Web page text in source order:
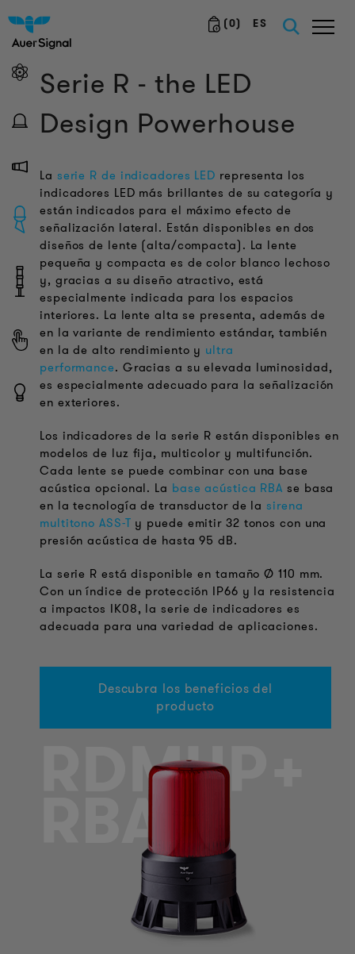
(0) ES
Serie R - the LED
Design Powerhouse
La serie R de indicadores LED representa los
indicadores LED más brillantes de su categoría y
están indicados para el máximo efecto de
señalización lateral. Están disponibles en dos
diseños de lente (alta/compacta). La lente
pequeña y compacta es de color blanco lechoso
y, gracias a su diseño atractivo, está
especialmente indicada para los espacios
interiores. La lente alta se presenta, además de
en la variante de rendimiento estándar, también
en la de alto rendimiento y ultra
performance. Gracias a su elevada luminosidad,
es especialmente adecuado para la señalización
en exteriores.
Los indicadores de la serie R están disponibles en
modelos de luz fija, multicolor y multifunción.
Cada lente se puede combinar con una base
acústica opcional. La base acústica RBA se basa
en la tecnología de transductor de la sirena
multitono ASS-T y puede emitir 32 tonos con una
presión acústica de hasta 95 dB.
La serie R está disponible en tamaño Ø 110 mm.
Con un índice de protección IP66 y la resistencia
a impactos IK08, la serie de indicadores es
adecuada para una variedad de aplicaciones.
Descubra los beneficios del
producto
RDMUP+
RBA